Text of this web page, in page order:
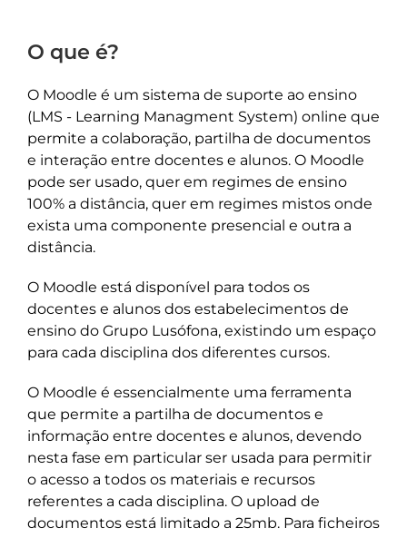
O que é?
O Moodle é um sistema de suporte ao ensino
(LMS - Learning Managment System) online que
permite a colaboração, partilha de documentos
e interação entre docentes e alunos. O Moodle
pode ser usado, quer em regimes de ensino
100% a distância, quer em regimes mistos onde
exista uma componente presencial e outra a
distância.
O Moodle está disponível para todos os
docentes e alunos dos estabelecimentos de
ensino do Grupo Lusófona, existindo um espaço
para cada disciplina dos diferentes cursos.
O Moodle é essencialmente uma ferramenta
que permite a partilha de documentos e
informação entre docentes e alunos, devendo
nesta fase em particular ser usada para permitir
o acesso a todos os materiais e recursos
referentes a cada disciplina. O upload de
documentos está limitado a 25mb. Para ficheiros